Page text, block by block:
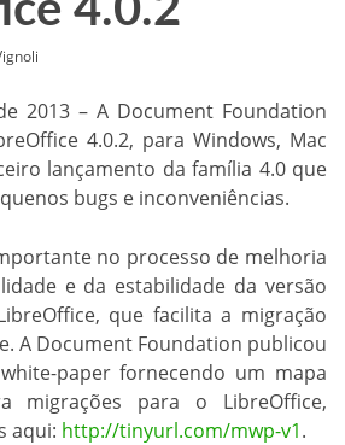
4.0.2
2013 – A Document Foundation
4.0.2, para Windows, Mac
lançamento da família 4.0 que
bugs e inconveniências.
no processo de melhoria
e da estabilidade da versão
que facilita a migração
A Document Foundation publicou
paper fornecendo um mapa
migrações para o LibreOffice,
aqui: http://tinyurl.com/mwp-v1.